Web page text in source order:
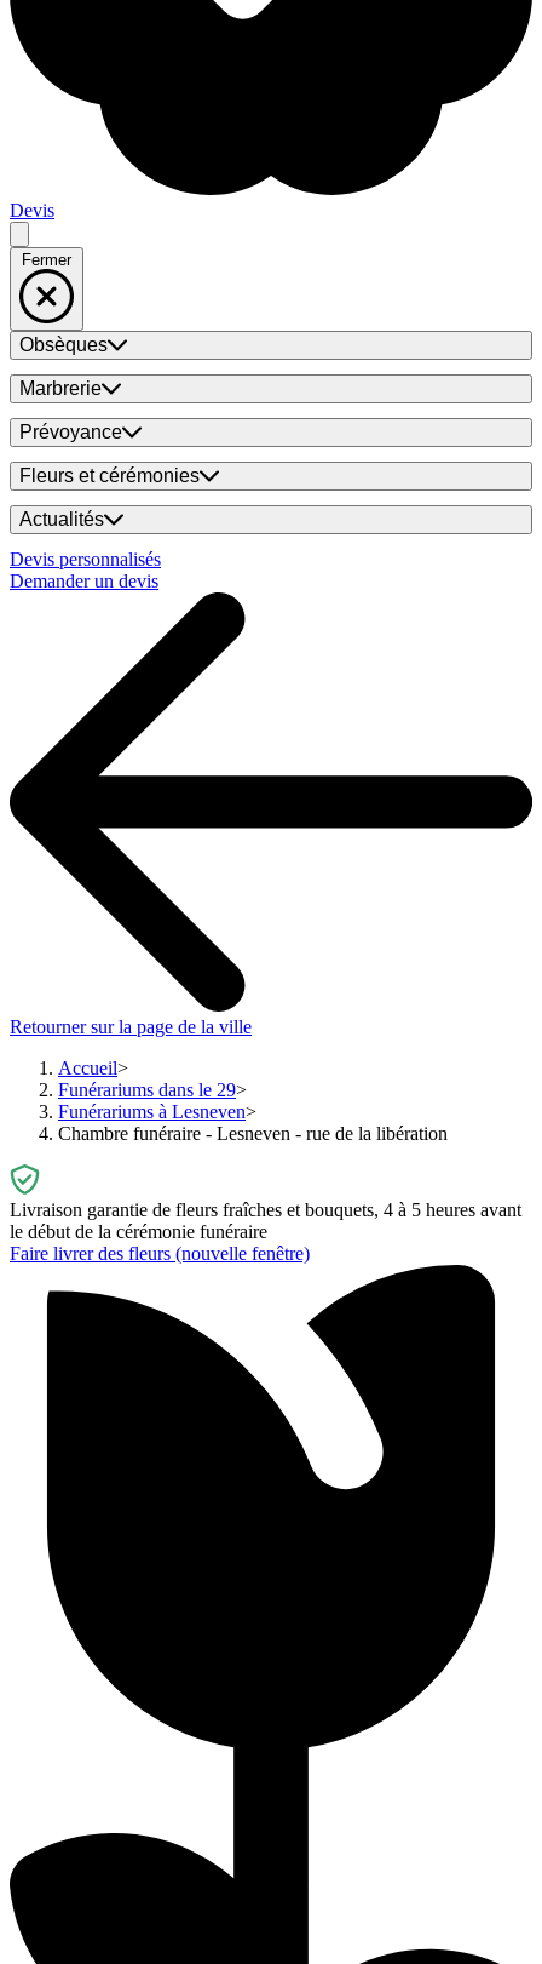
Devis
Fermer
Obsèques
Marbrerie
Prévoyance
Fleurs et cérémonies
Actualités
Devis personnalisés
Demander un devis
Retourner sur la page de la ville
Accueil
Funérariums dans le 29
Funérariums à Lesneven
Chambre funéraire - Lesneven - rue de la libération
Livraison garantie de fleurs fraîches et bouquets, 4 à 5 heures avant
le début de la cérémonie funéraire
Faire livrer des fleurs (nouvelle fenêtre)